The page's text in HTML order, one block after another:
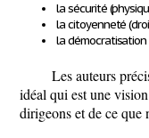
la sécurité
la citoyenneté
la
Les auteurs
idéal qui est une
dirigeons et de ce que